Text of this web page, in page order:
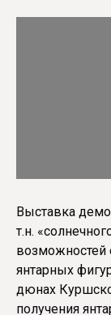
Выставка
т.н.
возможностей
янтарных
дюнах
получения